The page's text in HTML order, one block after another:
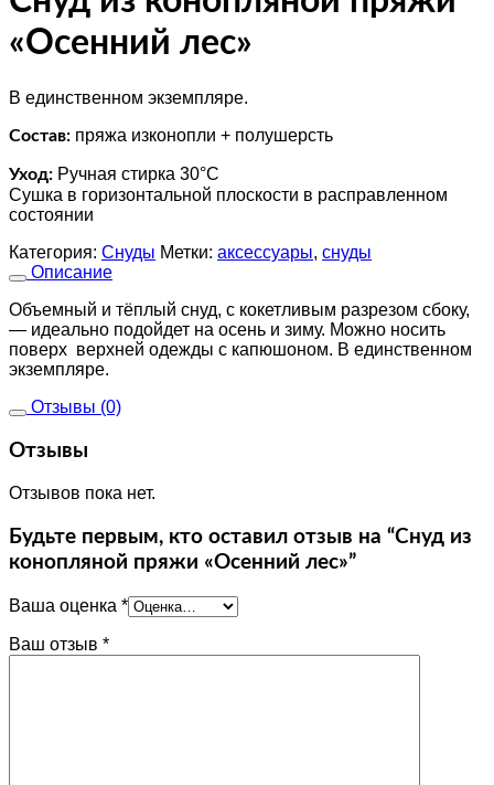
«Осенний лес»
В единственном экземпляре.
Состав: пряжа изконопли + полушерсть
Уход: Ручная стирка 30°C
Сушка в горизонтальной плоскости в расправленном
состоянии
Категория: Снуды Метки: аксессуары, снуды
Описание
Объемный и тёплый снуд, с кокетливым разрезом сбоку,
— идеально подойдет на осень и зиму. Можно носить
поверх верхней одежды с капюшоном. В единственном
экземпляре.
Отзывы (0)
Отзывы
Отзывов пока нет.
Будьте первым, кто оставил отзыв на “Снуд из
конопляной пряжи «Осенний лес»”
Ваша оценка *
Ваш отзыв *